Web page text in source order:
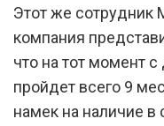
Этот же сотрудник
компания
что на тот момент
пройдет всего 9
намек на наличие в